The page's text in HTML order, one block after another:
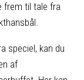
frem til tale fra
speciel, kan du
af